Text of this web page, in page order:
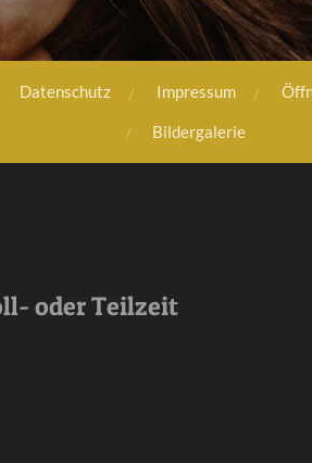
Datenschutz Impressum
Bildergalerie
oder Teilzeit